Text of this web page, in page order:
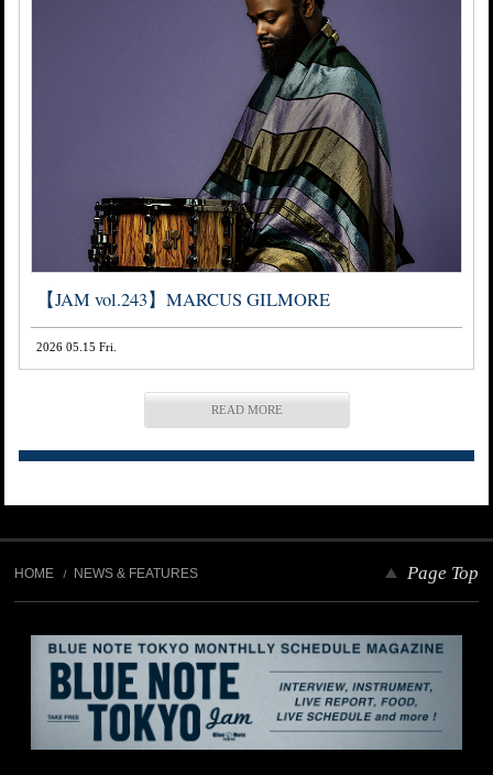
【JAM vol.243】MARCUS GILMORE
2026 05.15 Fri.
READ MORE
HOME NEWS & FEATURES Page Top